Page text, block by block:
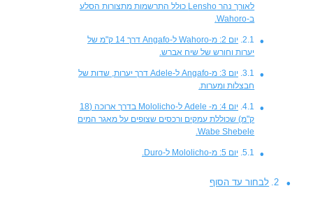
לאורך נהר Lensho כולל התרשמות מתצורות הסלע
ב-Wahoro.
יום 2: מ-Wahoro ל-Angafo דרך 14 ק"מ של
יערות וחורש של שיח אברש.
יום 3: מ-Angafo ל-Adele דרך יערות, שדות של
חבצלות ומערות.
יום 4: מ- Adele ל-Mololicho בדרך ארוכה (18
ק"מ) שכוללת עמקים ורכסים שצופים על מאגר המים
Wabe Shebele.
יום 5: מ-Mololicho ל-Duro.
לבחור עד הסוף